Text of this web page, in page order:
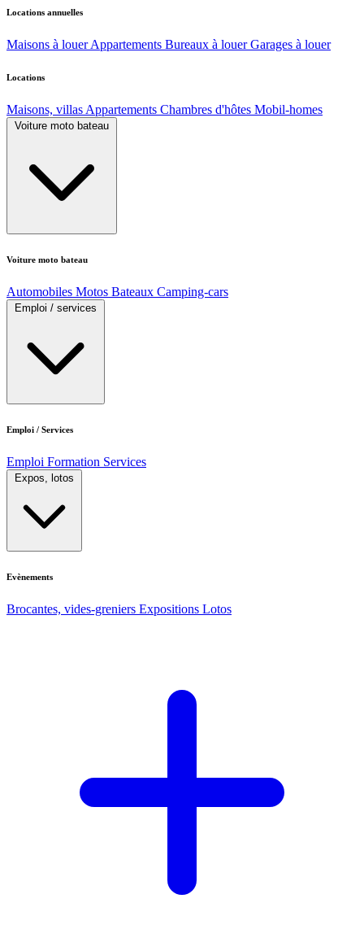
Locations annuelles
Maisons à louer Appartements Bureaux à louer Garages à louer
Locations
Maisons, villas Appartements Chambres d'hôtes Mobil-homes
Voiture moto bateau
Voiture moto bateau
Automobiles Motos Bateaux Camping-cars
Emploi / services
Emploi / Services
Emploi Formation Services
Expos, lotos
Evènements
Brocantes, vides-greniers Expositions Lotos